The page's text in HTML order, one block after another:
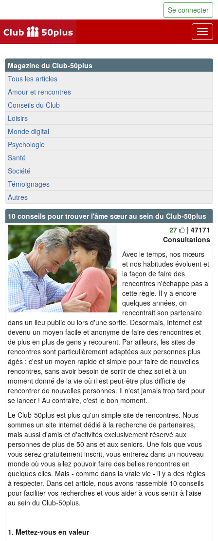
Se connecter
Magazine du Club-50plus
Tous les articles
Amour et rencontres
Conseils du Club
Loisirs
Monde digital
Psychologie
Santé
Société
Témoignages
Autres
10 conseils pour trouver l'âme sœur au sein du Club-50plus
27
| 47171
Consultations
Avec le temps, nos mœurs
et nos habitudes évoluent et
la façon de faire des
rencontres n'échappe pas à
cette règle. Il y a encore
quelques années, on
rencontrait son partenaire
dans un lieu public ou lors d'une sortie. Désormais, Internet est
devenu un moyen facile et anonyme de faire des rencontres et
de plus en plus de gens y recourent. Par ailleurs, les sites de
rencontres sont particulièrement adaptées aux personnes plus
âgés : c'est un moyen rapide et simple pour faire de nouvelles
rencontres, sans avoir besoin de sortir de chez soi et à un
moment donné de la vie où il est peut-être plus difficile de
rencontrer de nouvelles personnes. Il n'est jamais trop tard pour
se lancer ! Au contraire, c'est le bon moment.
Le Club-50plus est plus qu'un simple site de rencontres. Nous
sommes un site internet dédié à la recherche de partenaires,
mais aussi d'amis et d'activités exclusivement réservé aux
personnes de plus de 50 ans et aux seniors. Une fois que vous
vous serez gratuitement inscrit, vous entrerez dans un nouveau
monde où vous allez pouvoir faire des belles rencontres en
quelques clics. Mais - comme dans la vraie vie - il y a des règles
à respecter. Dans cet article, nous avons rassemblé 10 conseils
pour faciliter vos recherches et vous aider à vous sentir à l'aise
au sein du Club-50plus.
1. Mettez-vous en valeur